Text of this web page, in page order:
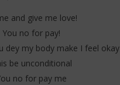
and give me love!
You no for pay!
dey my body make I feel okay
be unconditional
no for pay me